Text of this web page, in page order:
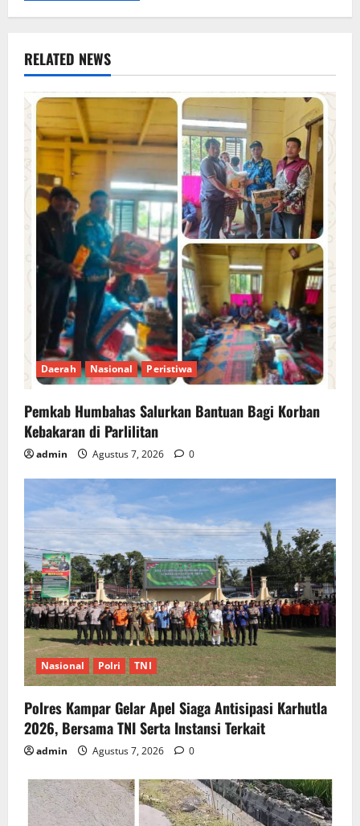
RELATED NEWS
Daerah Nasional Peristiwa
Pemkab Humbahas Salurkan Bantuan Bagi Korban
Kebakaran di Parlilitan
admin Agustus 7, 2026 0
Nasional Polri TNI
Polres Kampar Gelar Apel Siaga Antisipasi Karhutla
2026, Bersama TNI Serta Instansi Terkait
admin Agustus 7, 2026 0